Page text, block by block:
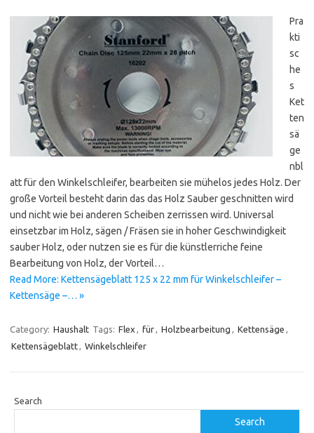
Pra
kti
sc
he
s
Ket
ten
sä
ge
nbl
att für den Winkelschleifer, bearbeiten sie mühelos jedes Holz. Der
große Vorteil besteht darin das das Holz Sauber geschnitten wird
und nicht wie bei anderen Scheiben zerrissen wird. Universal
einsetzbar im Holz, sägen / Fräsen sie in hoher Geschwindigkeit
sauber Holz, oder nutzen sie es für die künstlerriche feine
Bearbeitung von Holz, der Vorteil…
Read More: Kettensägeblatt 125 x 22 mm für Winkelschleifer –
Kettensäge –… »
Category: Haushalt Tags: Flex , für, Holzbearbeitung , Kettensäge ,
Kettensägeblatt, Winkelschleifer
Search
Search